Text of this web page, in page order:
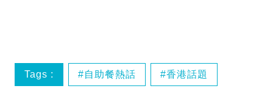
Tags : 自助餐熱話 香港話題